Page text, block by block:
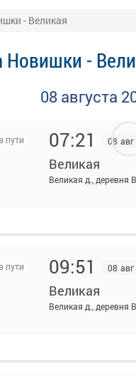
- Великая
Новишки -
08 августа
пути 07:21 08 авг
Великая
Великая д., деревня
пути 09:51 08 авг
Великая
Великая д., деревня